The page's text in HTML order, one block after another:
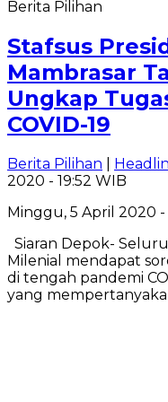
Berita Pilihan
Stafsus
Mambrasar
Ungkap
COVID-19
Berita Pilihan
2020 - 19:52 WIB
Minggu, 5 April 2020 -
Siaran Depok-
Milenial mendapat
di tengah pandemi
yang